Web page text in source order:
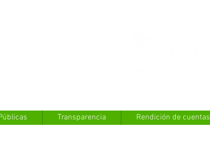
Transparencia Rendición de cuentas